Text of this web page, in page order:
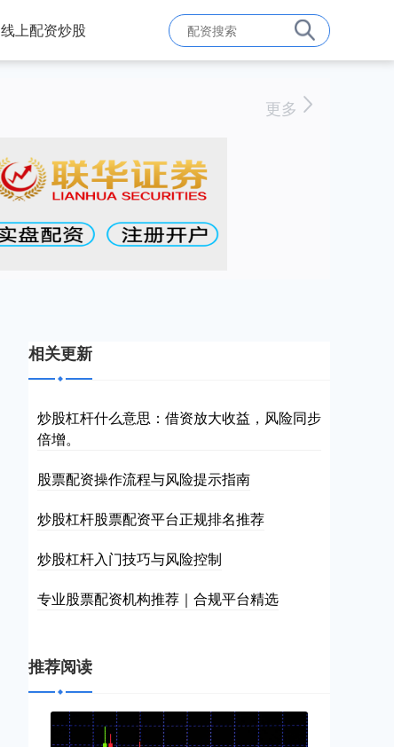
线上配资炒股
更多
相关更新
炒股杠杆什么意思：借资放大收益，风险同步
倍增。
股票配资操作流程与风险提示指南
炒股杠杆股票配资平台正规排名推荐
炒股杠杆入门技巧与风险控制
专业股票配资机构推荐｜合规平台精选
推荐阅读